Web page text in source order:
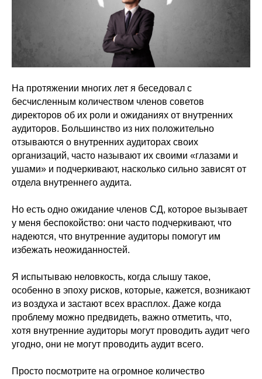
На протяжении многих лет я беседовал с
бесчисленным количеством членов советов
директоров об их роли и ожиданиях от внутренних
аудиторов. Большинство из них положительно
отзываются о внутренних аудиторах своих
организаций, часто называют их своими «глазами и
ушами» и подчеркивают, насколько сильно зависят от
отдела внутреннего аудита.
Но есть одно ожидание членов СД, которое вызывает
у меня беспокойство: они часто подчеркивают, что
надеются, что внутренние аудиторы помогут им
избежать неожиданностей.
Я испытываю неловкость, когда слышу такое,
особенно в эпоху рисков, которые, кажется, возникают
из воздуха и застают всех врасплох. Даже когда
проблему можно предвидеть, важно отметить, что,
хотя внутренние аудиторы могут проводить аудит чего
угодно, они не могут проводить аудит всего.
Просто посмотрите на огромное количество